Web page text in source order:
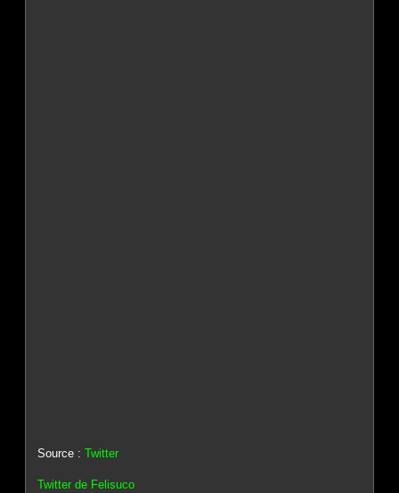
Source :Twitter
Twitter de Felisuco